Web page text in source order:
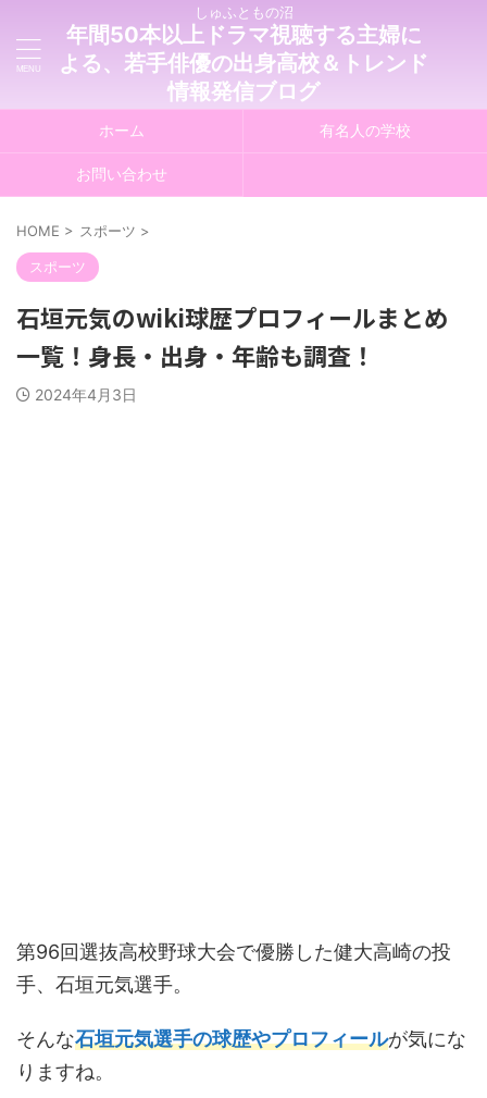
しゅふともの沼
年間50本以上ドラマ視聴する主婦に
よる、若手俳優の出身高校＆トレンド
情報発信ブログ
ホーム 有名人の学校
お問い合わせ
HOME > スポーツ >
スポーツ
石垣元気のwiki球歴プロフィールまとめ
一覧！身長・出身・年齢も調査！
2024年4月3日
第96回選抜高校野球大会で優勝した健大高崎の投
手、石垣元気選手。
そんな石垣元気選手の球歴やプロフィールが気にな
りますね。